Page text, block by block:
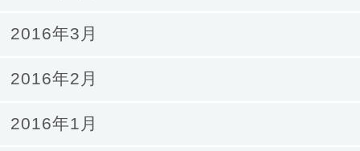
2016年3月
2016年2月
2016年1月